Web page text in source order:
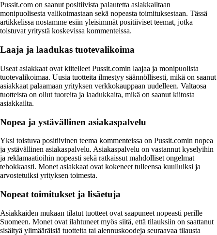
Pussit.com on saanut positiivista palautetta asiakkailtaan
monipuolisesta valikoimastaan sekä nopeasta toimituksestaan. Tässä
artikkelissa nostamme esiin yleisimmät positiiviset teemat, jotka
toistuvat yritystä koskevissa kommenteissa.
Laaja ja laadukas tuotevalikoima
Useat asiakkaat ovat kiitelleet Pussit.comin laajaa ja monipuolista
tuotevalikoimaa. Uusia tuotteita ilmestyy säännöllisesti, mikä on saanut
asiakkaat palaamaan yrityksen verkkokauppaan uudelleen. Valtaosa
tuotteista on ollut tuoreita ja laadukkaita, mikä on saanut kiitosta
asiakkailta.
Nopea ja ystävällinen asiakaspalvelu
Yksi toistuva positiivinen teema kommenteissa on Pussit.comin nopea
ja ystävällinen asiakaspalvelu. Asiakaspalvelu on vastannut kyselyihin
ja reklamaatioihin nopeasti sekä ratkaissut mahdolliset ongelmat
tehokkaasti. Monet asiakkaat ovat kokeneet tulleensa kuulluiksi ja
arvostetuiksi yrityksen toimesta.
Nopeat toimitukset ja lisäetuja
Asiakkaiden mukaan tilatut tuotteet ovat saapuneet nopeasti perille
Suomeen. Monet ovat ilahtuneet myös siitä, että tilauksiin on saattanut
sisältyä ylimääräisiä tuotteita tai alennuskoodeja seuraavaa tilausta